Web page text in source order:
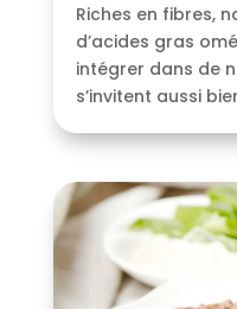
Riches en fibres,
d’acides gras
intégrer dans de
s’invitent aussi